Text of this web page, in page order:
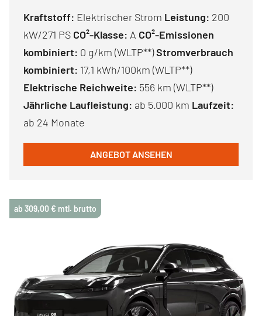
Kraftstoff: Elektrischer Strom Leistung: 200
kW/271 PS CO²-Klasse: A CO²-Emissionen
kombiniert: 0 g/km (WLTP**)Stromverbrauch
kombiniert: 17,1 kWh/100km (WLTP**)
Elektrische Reichweite: 556 km (WLTP**)
Jährliche Laufleistung: ab 5.000 km Laufzeit:
ab 24 Monate
ANGEBOT ANSEHEN
ab 309,00 € mtl. brutto